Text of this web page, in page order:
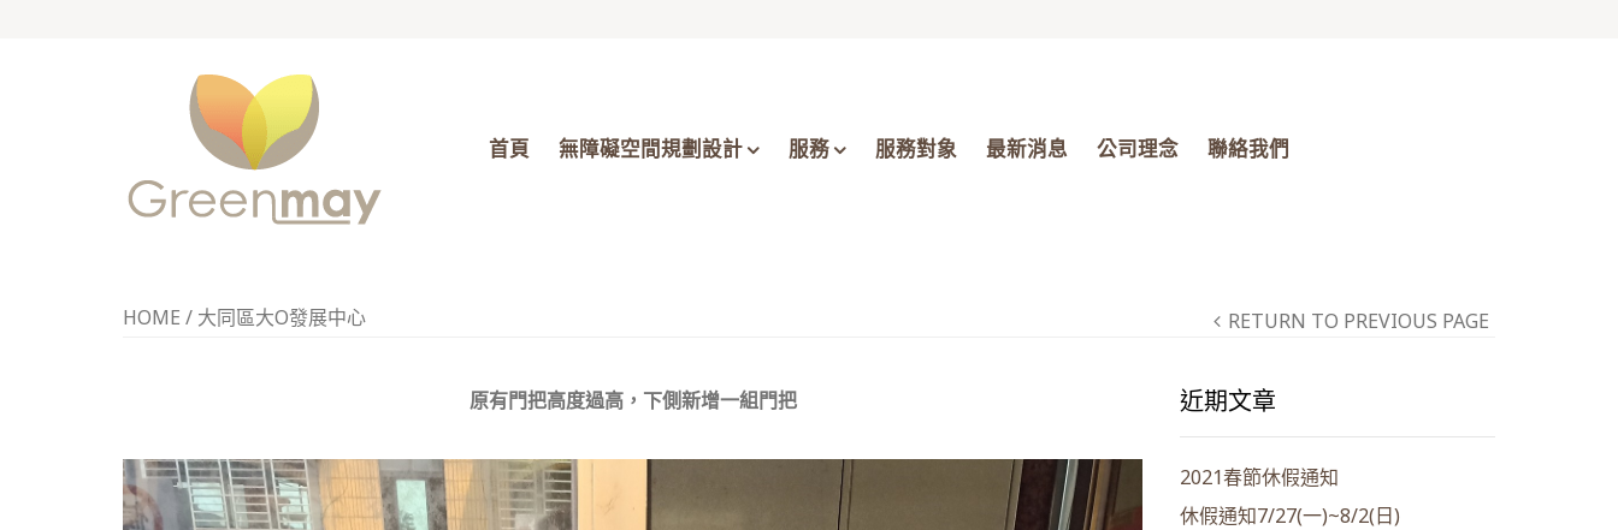
首頁 無障礙空間規劃設計 服務 服務對象 最新消息 公司理念 聯絡我們
HOME / 大同區大O發展中心 RETURN TO PREVIOUS PAGE
原有門把高度過高，下側新增一組門把 近期文章
2021春節休假通知
休假通知7/27(一)~8/2(日)